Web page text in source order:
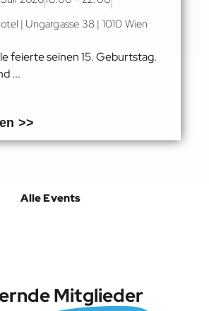
| Ungargasse 38 | 1010 Wien
feierte seinen 15. Geburtstag.
...
>>
Alle Events
Mitglieder